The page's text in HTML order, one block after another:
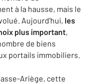
à la hausse, mais le
Aujourd'hui, les
plus important,
de biens
portails immobiliers.
Ariège, cette